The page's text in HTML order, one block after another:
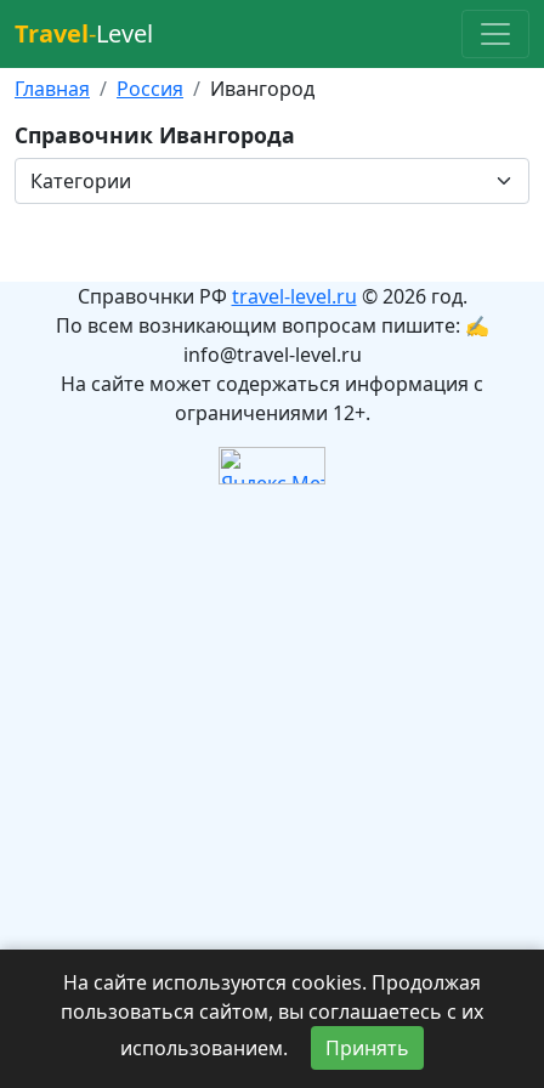
Travel-Level
Главная Россия Ивангород
Справочник Ивангорода
Справочнки РФ travel-level.ru © 2026 год.
По всем возникающим вопросам пишите: ✍
info@travel-level.ru
На сайте может содержаться информация с
ограничениями 12+.
На сайте используются cookies. Продолжая
пользоваться сайтом, вы соглашаетесь с их
использованием.
Принять